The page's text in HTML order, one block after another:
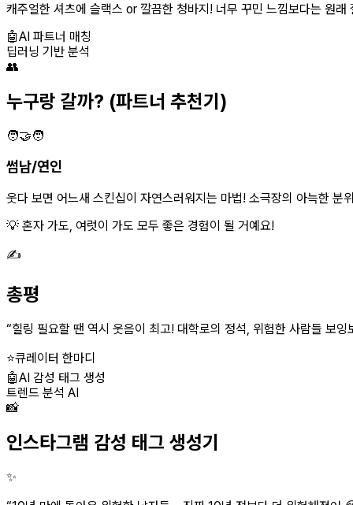
캐주얼한 셔츠에 슬랙스 or 깔끔한 청바지! 너무 꾸민 느낌보다는 원
🤖AI 파트너 매칭
딥러닝 기반 분석
👥
누구랑 갈까? (파트너 추천기)
🧑‍🤝‍🧑
썸남/연인
웃다 보면 어느새 스킨십이 자연스러워지는 마법! 소극장의 아늑한
💡 혼자 가도, 여럿이 가도 모두 좋은 경험이 될 거예요!
✍️
총평
“힐링 필요할 땐 역시 웃음이 최고! 대학로의 정석, 위험한 사람들 보
⭐큐레이터 한마디
🤖AI 감성 태그 생성
트렌드 분석 AI
📸
인스타그램 감성 태그 생성기
✨